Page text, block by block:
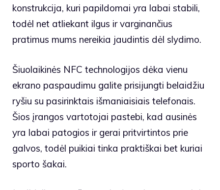
konstrukcija, kuri papildomai yra labai stabili,
todėl net atliekant ilgus ir varginančius
pratimus mums nereikia jaudintis dėl slydimo.
Šiuolaikinės NFC technologijos dėka vienu
ekrano paspaudimu galite prisijungti belaidžiu
ryšiu su pasirinktais išmaniaisiais telefonais.
Šios įrangos vartotojai pastebi, kad ausinės
yra labai patogios ir gerai pritvirtintos prie
galvos, todėl puikiai tinka praktiškai bet kuriai
sporto šakai.